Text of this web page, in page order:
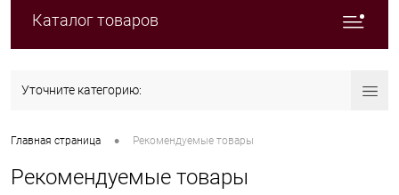
Каталог товаров
Уточните категорию:
Главная страница • Рекомендуемые товары
Рекомендуемые товары